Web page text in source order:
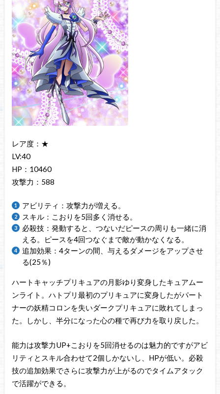
レア度：★
LV:40
HP：10460
攻撃力：588
アビリティ：攻撃力が増える。
スキル：こおりを5回多く消せる。
必殺技：発動すると、つないだピースの周りも一緒に消
える。ピースを4回つなぐまで敵が動かなくなる。
追加効果：4ターンの間、与えるダメージをアップさせ
る(25％)
ハートキャッチプリキュアの月影ゆり変身したキュアムー
ンライト。ハトプリ最初のプリキュアに変身したがパート
ナーの妖精コロンを失いダークプリキュアに敗れてしまっ
た。しかし、半分になった心の種で再び力を取り戻した。
能力は攻撃力UP+こおりを5回消せるのは魅力的ですがアビ
リティとスキル合わせて2個しかないし、HPが低い。必殺
技の追加効果でさらに攻撃力が上がるのでタイムアタック
で活躍ができる。